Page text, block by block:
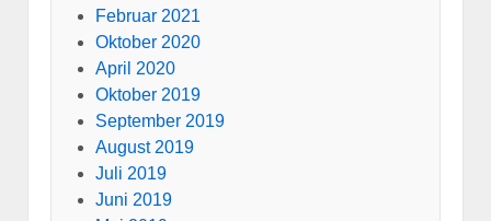
Februar 2021
Oktober 2020
April 2020
Oktober 2019
September 2019
August 2019
Juli 2019
Juni 2019